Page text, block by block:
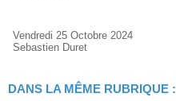
Vendredi 25 Octobre 2024
Sebastien Duret
DANS LA MÊME RUBRIQUE :